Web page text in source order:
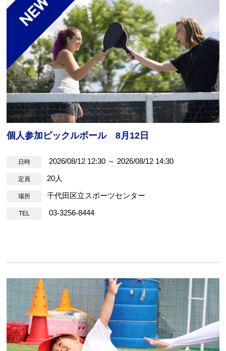
個人参加ピックルボール 8月12日
日時 2026/08/12 12:30 ～ 2026/08/12 14:30
定員 20人
場所 千代田区立スポーツセンター
TEL 03-3256-8444